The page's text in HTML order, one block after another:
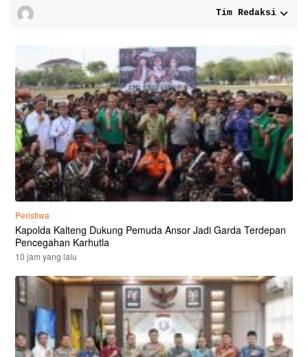
Tim Redaksi
Peristiwa
Kapolda Kalteng Dukung Pemuda Ansor Jadi Garda Terdepan
Pencegahan Karhutla
10 jam yang lalu